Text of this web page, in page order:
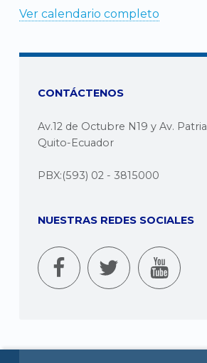
Ver calendario completo
CONTÁCTENOS
Av.12 de Octubre N19 y Av. Patria
Quito-Ecuador
PBX:(593) 02 - 3815000
NUESTRAS REDES SOCIALES